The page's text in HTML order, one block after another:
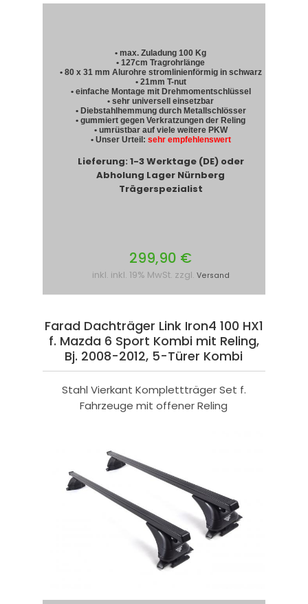
• max. Zuladung 100 Kg
• 127cm Tragrohrlänge
• 80 x 31 mm Alurohre stromlinienförmig in schwarz
• 21mm T-nut
• einfache Montage mit Drehmomentschlüssel
• sehr universell einsetzbar
• Diebstahlhemmung durch Metallschlösser
• gummiert gegen Verkratzungen der Reling
• umrüstbar auf viele weitere PKW
• Unser Urteil: sehr empfehlenswert
Lieferung: 1-3 Werktage (DE) oder
Abholung Lager Nürnberg
Trägerspezialist
299,90 €
inkl. inkl. 19% MwSt. zzgl. Versand
Farad Dachträger Link Iron4 100 HX1
f. Mazda 6 Sport Kombi mit Reling,
Bj. 2008-2012, 5-Türer Kombi
Stahl Vierkant Komplettträger Set f.
Fahrzeuge mit offener Reling